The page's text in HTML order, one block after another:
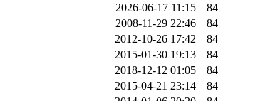
2026-06-17 11:15
84
2008-11-29 22:46
84
2012-10-26 17:42
84
2015-01-30 19:13
84
2018-12-12 01:05
84
2015-04-21 23:14
84